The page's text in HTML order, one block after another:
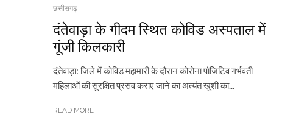
छत्तीसगढ़
दंतेवाड़ा के गीदम स्थित कोविड अस्पताल में
गूंजी किलकारी
दंतेवाड़ा: जिले में कोविड महामारी के दौरान कोरोना पॉजिटिव गर्भवती
महिलाओं की सुरक्षित प्रसव कराए जाने का अत्यंत खुशी का...
READ MORE